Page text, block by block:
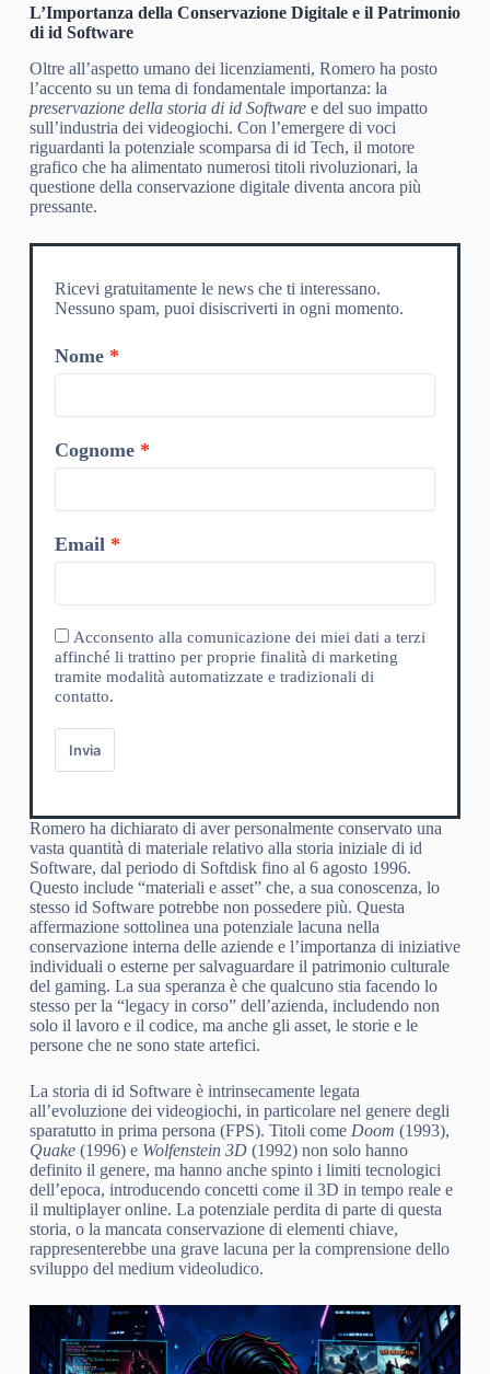
L’Importanza della Conservazione Digitale e il Patrimonio
di id Software
Oltre all’aspetto umano dei licenziamenti, Romero ha posto
l’accento su un tema di fondamentale importanza: la
preservazione della storia di id Softwaree del suo impatto
sull’industria dei videogiochi. Con l’emergere di voci
riguardanti la potenziale scomparsa di id Tech, il motore
grafico che ha alimentato numerosi titoli rivoluzionari, la
questione della conservazione digitale diventa ancora più
pressante.
Ricevi gratuitamente le news che ti interessano.
Nessuno spam, puoi disiscriverti in ogni momento.
Nome
Cognome
Email
Acconsento alla comunicazione dei miei dati a terzi
affinché li trattino per proprie finalità di marketing
tramite modalità automatizzate e tradizionali di
contatto.
Invia
Romero ha dichiarato di aver personalmente conservato una
vasta quantità di materiale relativo alla storia iniziale di id
Software, dal periodo di Softdisk fino al 6 agosto 1996.
Questo include “materiali e asset” che, a sua conoscenza, lo
stesso id Software potrebbe non possedere più. Questa
affermazione sottolinea una potenziale lacuna nella
conservazione interna delle aziende e l’importanza di iniziative
individuali o esterne per salvaguardare il patrimonio culturale
del gaming. La sua speranza è che qualcuno stia facendo lo
stesso per la “legacy in corso” dell’azienda, includendo non
solo il lavoro e il codice, ma anche gli asset, le storie e le
persone che ne sono state artefici.
La storia di id Software è intrinsecamente legata
all’evoluzione dei videogiochi, in particolare nel genere degli
sparatutto in prima persona (FPS). Titoli come Doom (1993),
Quake(1996) e Wolfenstein 3D(1992) non solo hanno
definito il genere, ma hanno anche spinto i limiti tecnologici
dell’epoca, introducendo concetti come il 3D in tempo reale e
il multiplayer online. La potenziale perdita di parte di questa
storia, o la mancata conservazione di elementi chiave,
rappresenterebbe una grave lacuna per la comprensione dello
sviluppo del medium videoludico.